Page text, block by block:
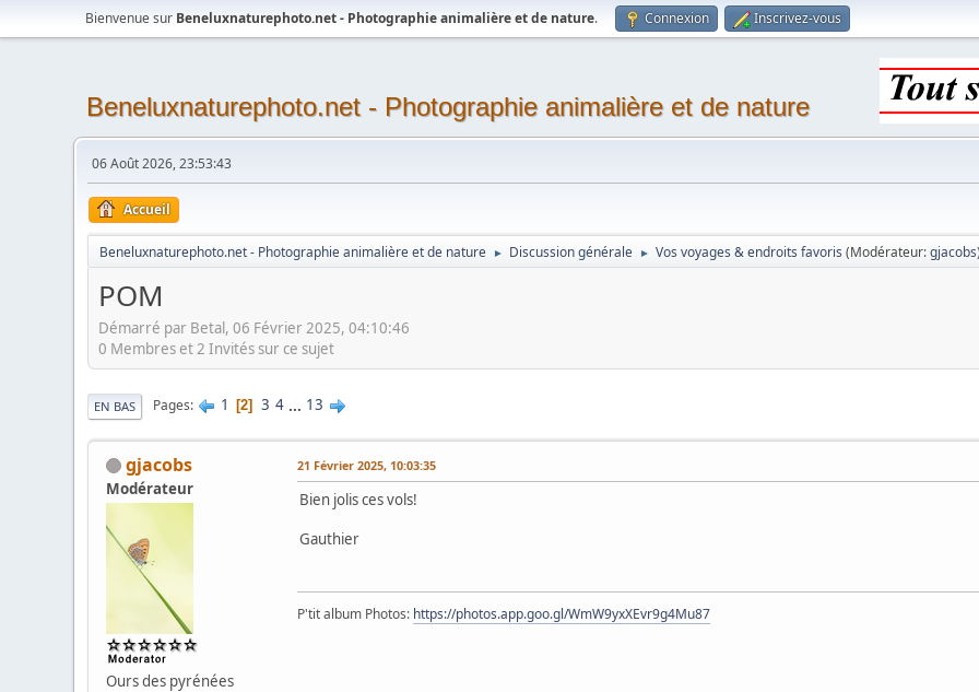
Bienvenue sur Beneluxnaturephoto.net - Photographie animalière et de nature. Connexion Inscrivez-vous
Beneluxnaturephoto.net - Photographie animalière et de nature
06 Août 2026, 23:53:43
Accueil
Beneluxnaturephoto.net - Photographie animalière et de nature ► Discussion générale ► Vos voyages & endroits favoris (Modérateur:gjacobs
POM
Démarré par Betal, 06 Février 2025, 04:10:46
0 Membres et 2 Invités sur ce sujet
EN BAS Pages 1 2 3 4 ... 13
gjacobs
Modérateur
Ours des pyrénées
21 Février 2025, 10:03:35
Bien jolis ces vols!
Gauthier
P'tit album Photos: https://photos.app.goo.gl/WmW9yxXEvr9g4Mu87